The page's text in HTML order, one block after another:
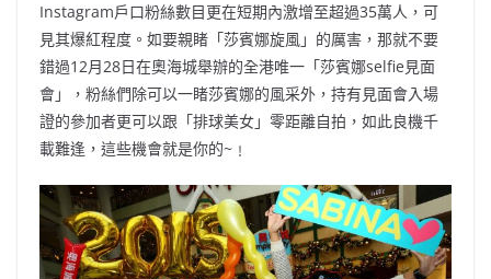
Instagram戶口粉絲數目更在短期內激增至超過35萬人，可
見其爆紅程度。如要親睹「莎賓娜旋風」的厲害，那就不要
錯過12月28日在奧海城舉辦的全港唯一「莎賓娜selfie見面
會」，粉絲們除可以一睹莎賓娜的風采外，持有見面會入場
證的參加者更可以跟「排球美女」零距離自拍，如此良機千
載難逢，這些機會就是你的~﹗